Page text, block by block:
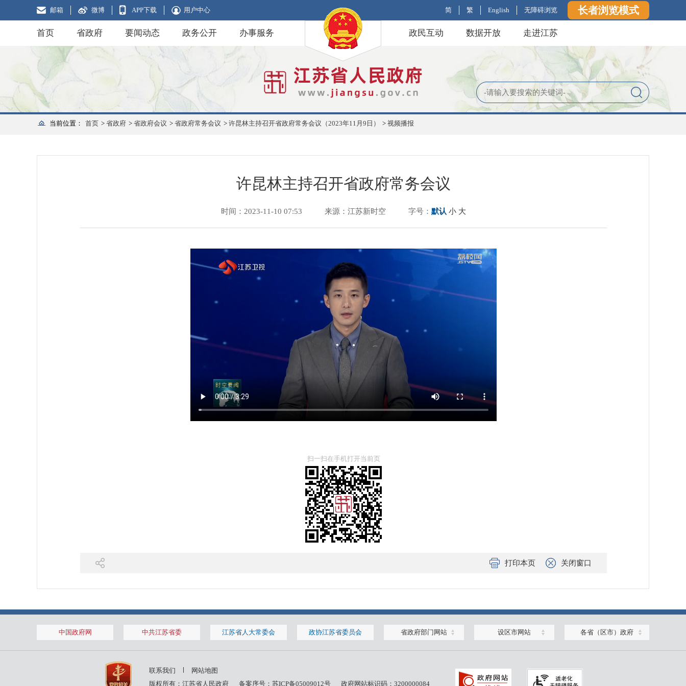
邮箱 微博 APP下载 用户中心 简 繁 English 无障碍浏览 长者浏览模式
首页 省政府 要闻动态 政务公开 办事服务 政民互动 数据开放 走进江苏
当前位置： 首页 > 省政府 > 省政府会议 > 省政府常务会议 > 许昆林主持召开省政府常务会议（2023年11月9日） > 视频播报
许昆林主持召开省政府常务会议
时间：2023-11-10 07:53 来源：江苏新时空 字号： 默认 小 大
扫一扫在手机打开当前页
打印本页 关闭窗口
中国政府网 中共江苏省委 江苏省人大常委会 政协江苏省委员会 省政府部门网站 设区市网站 各省（区市）政府
联系我们
网站地图
版权所有：江苏省人民政府
备案序号： 苏ICP备05009012号 政府网站标识码：3200000084